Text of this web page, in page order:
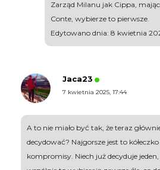
Zarząd Milanu jak Cippa,
Conte, wybierze to pierwsze.
Edytowano dnia: 8 kwietnia
Jaca23
7 kwietnia 2025, 17:44
A to nie miało być tak, że teraz
decydować? Najgorsze jest to
kompromisy. Niech już decyduje